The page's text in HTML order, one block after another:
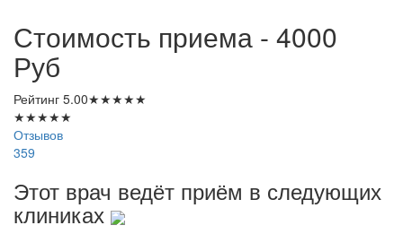
Стоимость приема - 4000
Руб
Рейтинг 5.00★★★★★
★★★★★
Отзывов
359
Этот врач ведёт приём в следующих
клиниках